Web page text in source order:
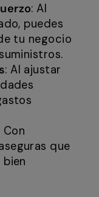
: Al
puedes
tu negocio
: Al ajustar
Con
que